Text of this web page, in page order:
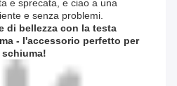
e sprecata, e ciao a una
e senza problemi.
di bellezza con la testa
- l'accessorio perfetto per